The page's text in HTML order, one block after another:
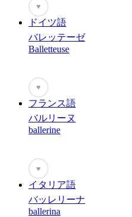
♥
ドイツ語
バレッテーゼ
Balletteuse
♥
フランス語
バルリーヌ
ballerine
♥
イタリア語
バッレリーナ
ballerina